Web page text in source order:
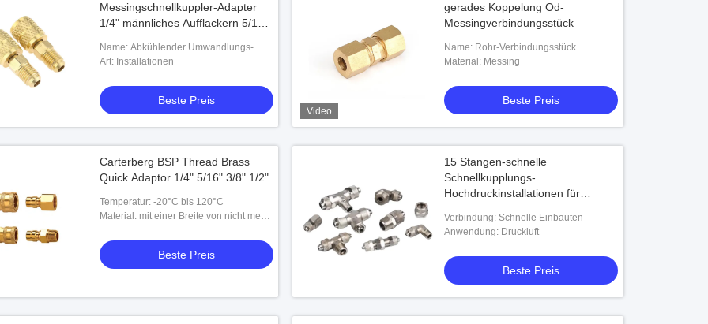
PLCD 21004 21006
Preis
Video
Männliches Acetal-flüssiger Koppelungs-
Schnellverbinder 1/4" in der Linie
Schlauch Barb
Messingschnellkuppler-Adapter
1/4" männliches Aufflackern 5/16"
Name: Abkühlender Umwandlungs-
Adapter
Art: Installationen
Beste Preis
Video
gerades Koppelung Od-
Messingverbindungsstück
Name: Rohr-Verbindungsstück
Material: Messing
Beste Preis
Carterberg BSP Thread Brass
Quick Adaptor 1/4" 5/16" 3/8" 1/2"
Temperatur: -20°C bis 120°C
Material: mit einer Breite von nicht mehr
Beste Preis
15 Stangen-schnelle
Schnellkupplungs-
Hochdruckinstallationen für
Verbindung: Schnelle Einbauten
Anwendung: Druckluft
Beste Preis